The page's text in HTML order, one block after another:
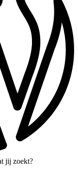
jij zoekt?